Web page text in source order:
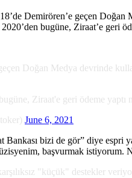
Demirören’e geçen Doğan
bugüne, Ziraat’e geri
Doğan Medya devrinde
Ziraat'e geri ödeme yaptı
June 6, 2021
bizi de gör” diye espri
başvurmak istiyorum.
"küçük" destekler